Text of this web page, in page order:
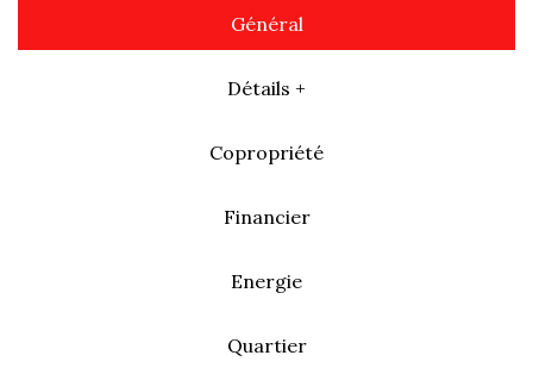
Général
Détails +
Copropriété
Financier
Energie
Quartier